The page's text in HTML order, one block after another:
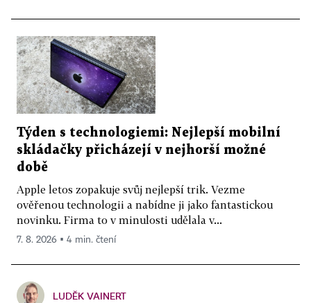
Týden s technologiemi: Nejlepší mobilní
skládačky přicházejí v nejhorší možné
době
Apple letos zopakuje svůj nejlepší trik. Vezme
ověřenou technologii a nabídne ji jako fantastickou
novinku. Firma to v minulosti udělala v...
7. 8. 2026 ▪ 4 min. čtení
LUDĚK VAINERT